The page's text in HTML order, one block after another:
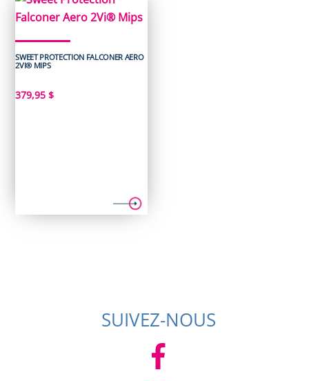
SWEET PROTECTION FALCONER AERO
2VI® MIPS
379,95$
SUIVEZ-NOUS